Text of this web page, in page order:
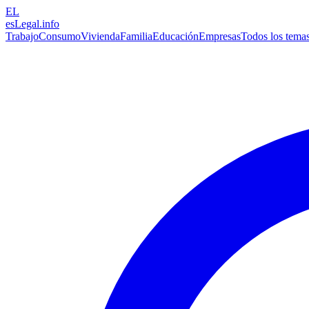
EL
esLegal.info
TrabajoConsumoViviendaFamiliaEducaciónEmpresasTodos los